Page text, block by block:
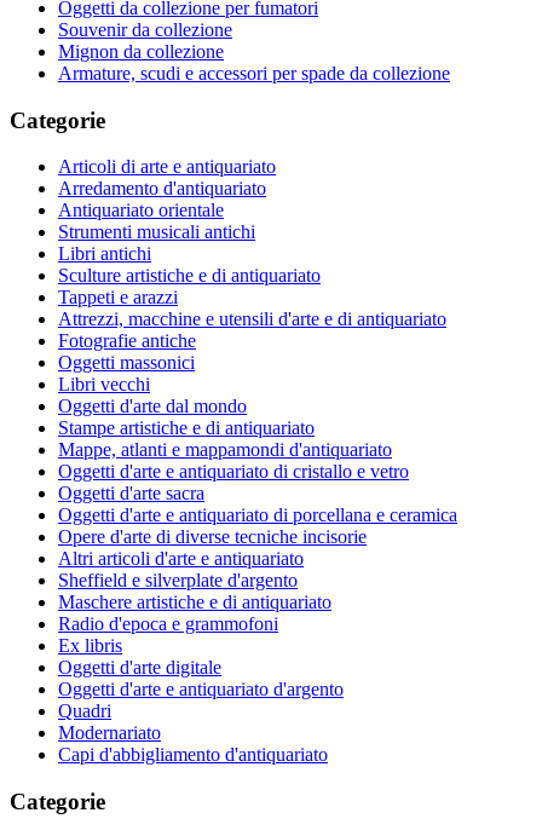
Oggetti da collezione per fumatori
Souvenir da collezione
Mignon da collezione
Armature, scudi e accessori per spade da collezione
Categorie
Articoli di arte e antiquariato
Arredamento d'antiquariato
Antiquariato orientale
Strumenti musicali antichi
Libri antichi
Sculture artistiche e di antiquariato
Tappeti e arazzi
Attrezzi, macchine e utensili d'arte e di antiquariato
Fotografie antiche
Oggetti massonici
Libri vecchi
Oggetti d'arte dal mondo
Stampe artistiche e di antiquariato
Mappe, atlanti e mappamondi d'antiquariato
Oggetti d'arte e antiquariato di cristallo e vetro
Oggetti d'arte sacra
Oggetti d'arte e antiquariato di porcellana e ceramica
Opere d'arte di diverse tecniche incisorie
Altri articoli d'arte e antiquariato
Sheffield e silverplate d'argento
Maschere artistiche e di antiquariato
Radio d'epoca e grammofoni
Ex libris
Oggetti d'arte digitale
Oggetti d'arte e antiquariato d'argento
Quadri
Modernariato
Capi d'abbigliamento d'antiquariato
Categorie